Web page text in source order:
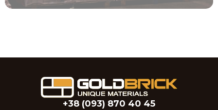
+38 (093) 870 40 45